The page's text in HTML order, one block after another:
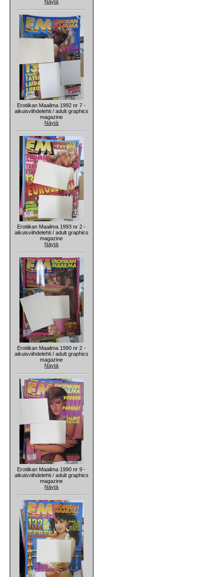
Näytä
Erotiikan Maailma 1992 nr 7 -
aikuisviihdelehti / adult graphics
magazine
Näytä
Erotiikan Maailma 1993 nr 2 -
aikuisviihdelehti / adult graphics
magazine
Näytä
Erotiikan Maailma 1990 nr 2 -
aikuisviihdelehti / adult graphics
magazine
Näytä
Erotiikan Maailma 1990 nr 9 -
aikuisviihdelehti / adult graphics
magazine
Näytä